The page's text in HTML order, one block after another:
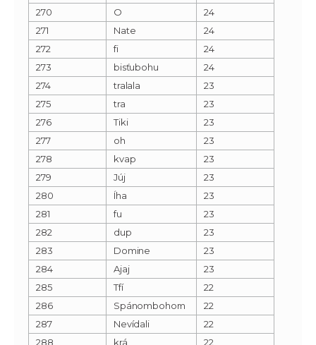
270
O
24
271
Nate
24
272
fi
24
273
bisťubohu
24
274
tralala
23
275
tra
23
276
Tiki
23
277
oh
23
278
kvap
23
279
Júj
23
280
Íha
23
281
fu
23
282
dup
23
283
Domine
23
284
Ajaj
23
285
Tfí
22
286
Spánombohom
22
287
Nevídali
22
288
krá
22